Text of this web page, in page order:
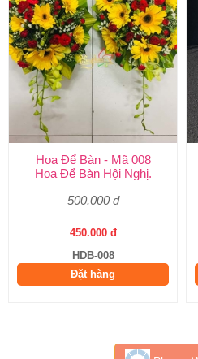
Hoa Để Bàn - Mã 008
Hoa Để Bàn Hội Nghị.
500.000 đ
450.000 đ
HDB-008
Đặt hàng
Hoa Để Bàn - Mã 006